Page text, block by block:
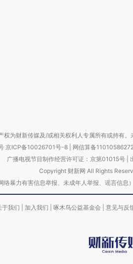
权为财新传媒及/或相关权利人专属所有或持有
京ICP备10026701号-8 网信算备
广播电视节目制作经营许可证：京第01015号|
Copyright 财新网 All Rights
络暴力有害信息举报、未成年人举报、谣言
于我们 加入我们 啄木鸟公益基金会 意见与反